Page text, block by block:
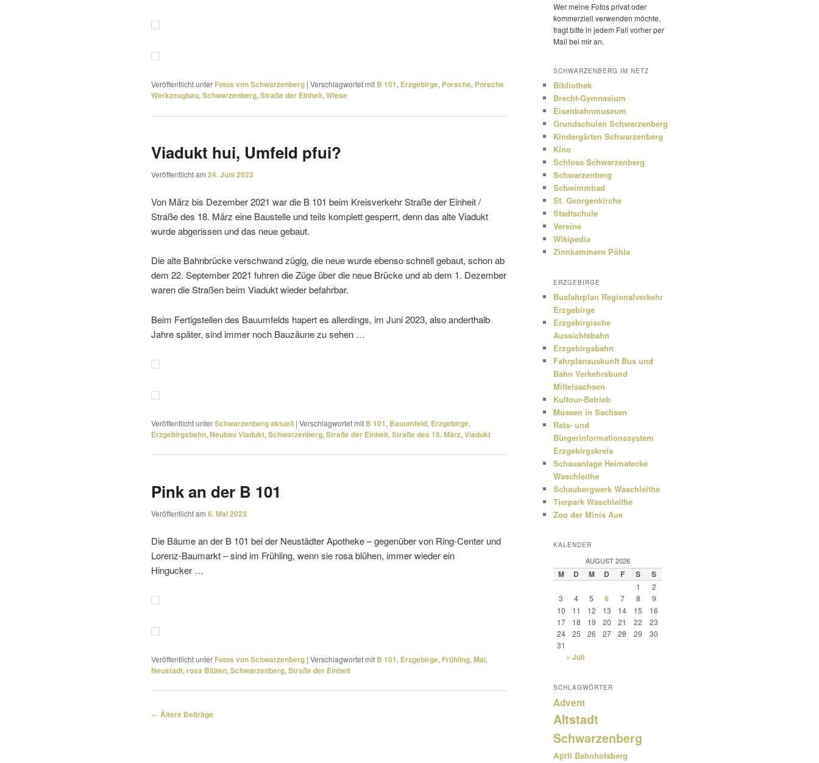
Veröffentlicht unter Fotos von Schwarzenberg | Verschlagwortet mit B 101, Erzgebirge, Porsche, Porsche
Werkzeugbau, Schwarzenberg, Straße der Einheit, Wiese
Viadukt hui, Umfeld pfui?
Veröffentlicht am 24. Juni 2023
Von März bis Dezember 2021 war die B 101 beim Kreisverkehr Straße der Einheit /
Straße des 18. März eine Baustelle und teils komplett gesperrt, denn das alte Viadukt
wurde abge­rissen und das neue gebaut.
Die alte Bahnbrücke verschwand zügig, die neue wurde ebenso schnell gebaut, schon ab
dem 22. September 2021 fuhren die Züge über die neue Brücke und ab dem 1. Dezember
waren die Straßen beim Viadukt wieder befahrbar.
Beim Fertigstellen des Bauumfelds hapert es aller­dings, im Juni 2023, also andert­halb
Jahre später, sind immer noch Bauzäune zu sehen …
Veröffentlicht unterSchwarzenberg aktuell | Verschlagwortet mit B 101, Bauumfeld, Erzgebirge,
Erzgebirgsbahn, Neubau Viadukt, Schwarzenberg, Straße der Einheit, Straße des 18. März, Viadukt
Pink an der B 101
Veröffentlicht am 6. Mai 2023
Die Bäume an der B 101 bei der Neustädter Apotheke – gegen­über von Ring-Center und
Lorenz-Baumarkt – sind im Frühling, wenn sie rosa blühen, immer wieder ein
Hingucker …
Veröffentlicht unter Fotos von Schwarzenberg | Verschlagwortet mit B 101, Erzgebirge, Frühling, Mai,
Neustadt, rosa Blüten, Schwarzenberg, Straße der Einheit
Beitragsnavigation
← Ältere Beiträge
Wer meine Fotos privat oder
kommer­ziell verwenden möchte,
fragt bitte in jedem Fall vorher per
Mail bei mir an.
SCHWARZENBERG IM NETZ
Bibliothek
Brecht-Gymnasium
Eisenbahnmuseum
Grundschulen Schwarzenberg
Kindergärten Schwarzenberg
Kino
Schloss Schwarzenberg
Schwarzenberg
Schwimmbad
St. Georgenkirche
Stadtschule
Vereine
Wikipedia
Zinnkammern Pöhla
ERZGEBIRGE
Busfahrplan Regionalverkehr
Erzgebirge
Erzgebirgische
Aussichtsbahn
Erzgebirgsbahn
Fahrplanauskunft Bus und
Bahn Verkehrsbund
Mittelsachsen
Kultour-Betrieb
Museen in Sachsen
Rats- und
Bürgerinformationssystem
Erzgebirgskreis
Schauanlage Heimatecke
Waschleithe
Schaubergwerk Waschleithe
Tierpark Waschleithe
Zoo der Minis Aue
KALENDER
AUGUST 2026
M D M D F S S
1
2
3
4 5 6 7 8
9
10
11 12 13 14 15
16
17
18 19 20 21 22
23
24
25 26 27 28 29
30
31
« Juli
SCHLAGWÖRTER
Advent
Altstadt
Schwarzenberg
April Bahnhofsberg